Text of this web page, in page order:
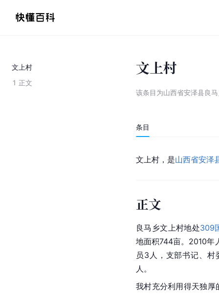
文上村
1 正文
文上村
该条目为山西省安泽县良
条目
文上村，是山西省安泽
正文
良马乡文上村地处309
地面积744亩。2010年
员3人，支部书记、
人。
我村充分利用得天独厚